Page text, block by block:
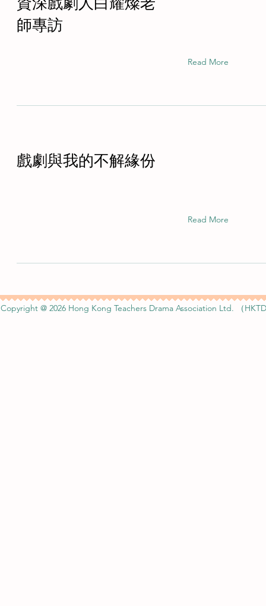
師專訪
Read More
戲劇與我的不解緣份
Read More
Copyright @ 2026 Hong Kong Teachers Drama Association Ltd. （